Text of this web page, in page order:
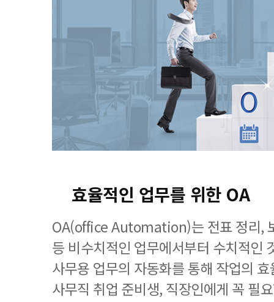
효율적인 업무를 위한 OA
OA(office Automation)는 전표 정리,
등 비수치적인 업무에서부터 수치적인
사무용 업무의 자동화를 통해 작업의
사무직 취업 준비생, 직장인에게 꼭 필